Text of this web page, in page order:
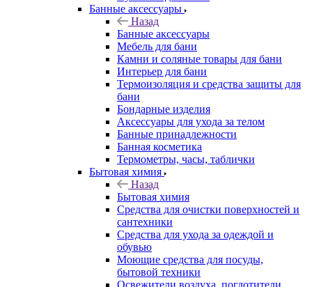
Банные аксессуары
Назад
Банные аксессуары
Мебель для бани
Камни и соляные товары для бани
Интерьер для бани
Термоизоляция и средства защиты для
бани
Бондарные изделия
Аксеcсуары для ухода за телом
Банные принадлежности
Банная косметика
Термометры, часы, таблички
Бытовая химия
Назад
Бытовая химия
Средства для очистки поверхностей и
сантехники
Средства для ухода за одеждой и
обувью
Моющие средства для посуды,
бытовой техники
Освежители воздуха, поглотители